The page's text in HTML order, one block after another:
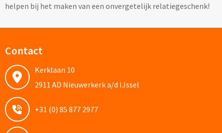
Bagageweegschalen bedrukken
Reissetjes bedrukken
Reisstekkers & Reisladers bedrukken
helpen bij het maken van een onvergetelijk relatiegeschenk!
Contact
Kerklaan 10
2911 AD Nieuwerkerk a/d IJssel
+31 (0) 85 877 2977